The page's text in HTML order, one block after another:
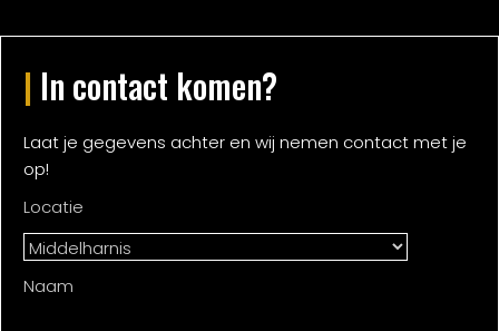
| In contact komen?
Laat je gegevens achter en wij nemen contact met je
op!
Locatie
Naam